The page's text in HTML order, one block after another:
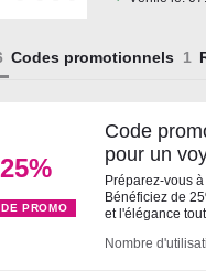
Codes promotionnels
25%
PROMO
Code
pour un
Préparez-vous
Bénéficiez de
et l'élégance
Nombre